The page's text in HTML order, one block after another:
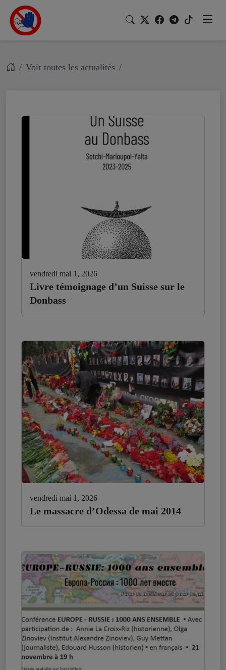
Voir toutes les actualités
vendredi mai 1, 2026
Livre témoignage d’un Suisse sur le
Donbass
vendredi mai 1, 2026
Le massacre d’Odessa de mai 2014